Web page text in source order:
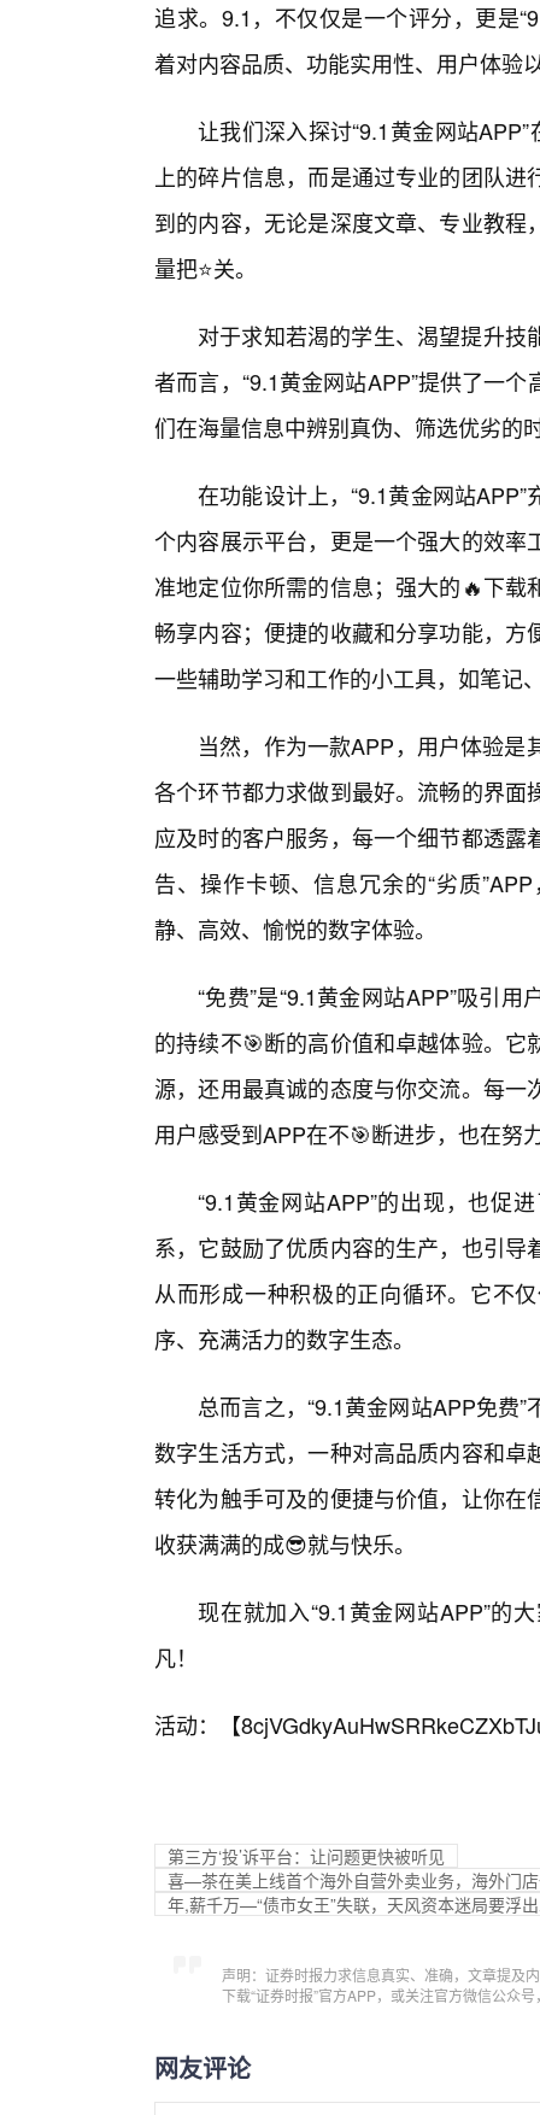
追求。9.1，不仅仅是一个评分，更是
着对内容品质、功能实用性、用户体验
让我们深入探讨“9.1黄金网站
上的碎片信息，而是通过专业的团队
到的内容，无论是深度文章、专业教
量把⭐关。
对于求知若渴的学生、渴望提升
者而言，“9.1黄金网站APP”提供了一
们在海量信息中辨别真伪、筛选优劣的
在功能设计上，“9.1黄金网站
个内容展示平台，更是一个强大的效
准地定位你所需的信息；强大的🔥下
畅享内容；便捷的收藏和分享功能，
一些辅助学习和工作的小工具，如笔记
当然，作为一款APP，用户体验是
各个环节都力求做到最好。流畅的界
应及时的客户服务，每一个细节都透
告、操作卡顿、信息冗余的“劣质
静、高效、愉悦的数字体验。
“免费”是“9.1黄金网站APP”吸引
的持续不🎯断的高价值和卓越体验。
源，还用最真诚的态度与你交流。每
用户感受到APP在不🎯断进步，也在努
“9.1黄金网站APP”的出现，也促
系，它鼓励了优质内容的生产，也引
从而形成一种积极的正向循环。它不
序、充满活力的数字生态。
总而言之，“9.1黄金网站APP免费
数字生活方式，一种对高品质内容和
转化为触手可及的便捷与价值，让你
收获满满的成😎就与快乐。
现在就加入“9.1黄金网站APP”的
凡！
活动：【
第三方‘投’诉平台：让问题更快被听见
喜—茶在美上线首个海外自营外卖业务，海外门
年,薪千万—“债市女王”失联，天风资本迷局要浮
声明：证券时报力求信息真实、准确，文章提及
下载“证券时报”官方APP，或关注官方微信公众
网友评论